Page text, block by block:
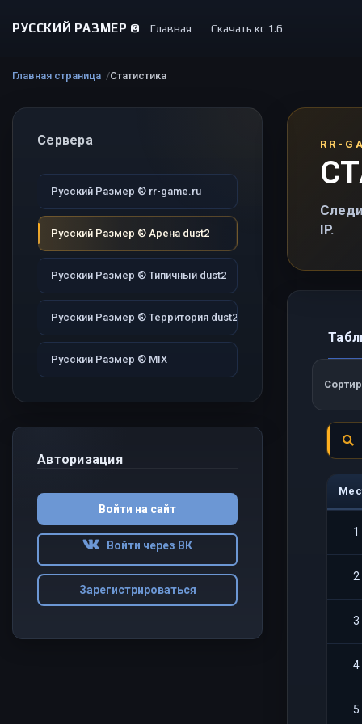
РУССКИЙ РАЗМЕР © Главная Скачать кс 1.6
Главная страница Статистика
Сервера
Русский Размер ® rr-game.ru
Русский Размер ® Арена dust2
Русский Размер ® Типичный dust2
Русский Размер ® Территория dust2
Русский Размер ® MIX
Авторизация
Войти на сайт
Войти через ВК
Зарегистрироваться
RR-
IP.
1
2
3
4
5